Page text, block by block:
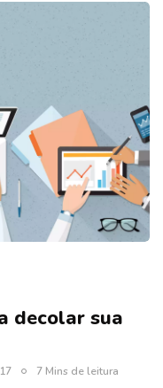
decolar sua
7 Mins de leitura